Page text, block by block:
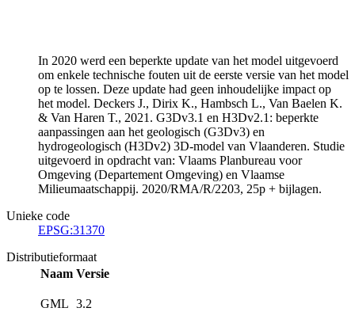
In 2020 werd een beperkte update van het model uitgevoerd
om enkele technische fouten uit de eerste versie van het model
op te lossen. Deze update had geen inhoudelijke impact op
het model. Deckers J., Dirix K., Hambsch L., Van Baelen K.
& Van Haren T., 2021. G3Dv3.1 en H3Dv2.1: beperkte
aanpassingen aan het geologisch (G3Dv3) en
hydrogeologisch (H3Dv2) 3D-model van Vlaanderen. Studie
uitgevoerd in opdracht van: Vlaams Planbureau voor
Omgeving (Departement Omgeving) en Vlaamse
Milieumaatschappij. 2020/RMA/R/2203, 25p + bijlagen.
Unieke code
EPSG:31370
Distributieformaat
Naam Versie
GML 3.2